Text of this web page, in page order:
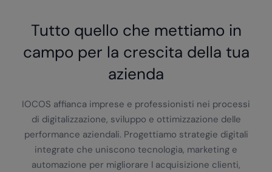
Tutto quello che mettiamo in
campo per la crescita della tua
azienda
IOCOS affianca imprese e professionisti nei processi
di digitalizzazione, sviluppo e ottimizzazione delle
performance aziendali. Progettiamo strategie digitali
integrate che uniscono tecnologia, marketing e
automazione per migliorare l acquisizione clienti,